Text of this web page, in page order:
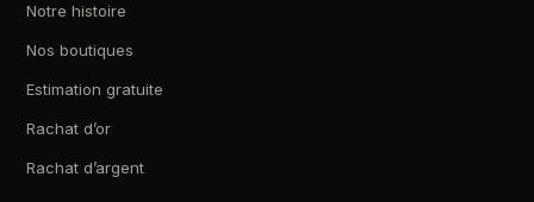
Notre histoire
Nos boutiques
Estimation gratuite
Rachat d’or
Rachat d’argent